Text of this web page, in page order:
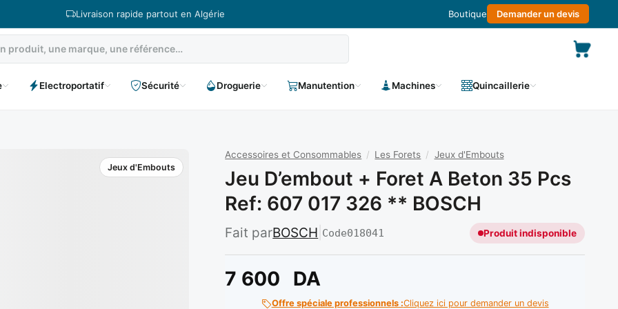
Livraison rapide partout en Algérie Boutique Demander un devis
Electroportatif Sécurité Droguerie Manutention Machines Quincaillerie
Jeux d'Embouts
Accessoires et Consommables / Les Forets / Jeux d'Embouts
Jeu D’embout + Foret A Beton 35 Pcs
Ref: 607 017 326 ** BOSCH
Fait parBOSCH Code018041 Produit indisponible
7 600 DA
Offre spéciale professionnels :Cliquez ici pour demander un devis